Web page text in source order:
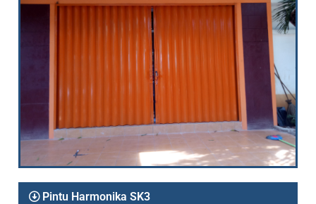
Pintu Harmonika SK3